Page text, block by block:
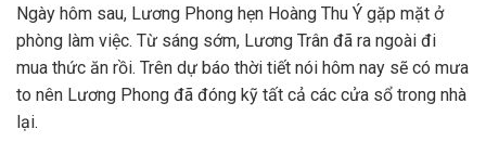
Ngày hôm sau, Lương Phong hẹn Hoàng Thu Ý gặp mặt ở
phòng làm việc. Từ sáng sớm, Lương Trân đã ra ngoài đi
mua thức ăn rồi. Trên dự báo thời tiết nói hôm nay sẽ có mưa
to nên Lương Phong đã đóng kỹ tất cả các cửa sổ trong nhà
lại.